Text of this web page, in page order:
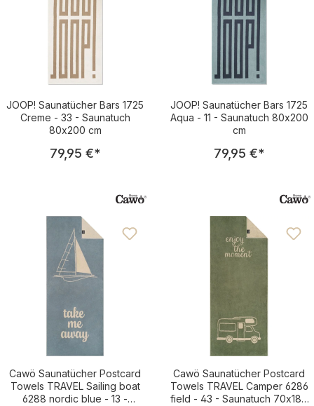
JOOP! Saunatücher Bars 1725
Creme - 33 - Saunatuch
80x200 cm
Regulärer Preis:
79,95 €*
JOOP! Saunatücher Bars 1725
Aqua - 11 - Saunatuch 80x200
cm
Regulärer
79,95 €*
Cawö Saunatücher Postcard
Towels TRAVEL Sailing boat
6288 nordic blue - 13 -
Cawö Saunatücher Postcard
Towels TRAVEL Camper 6286
field - 43 - Saunatuch 70x180